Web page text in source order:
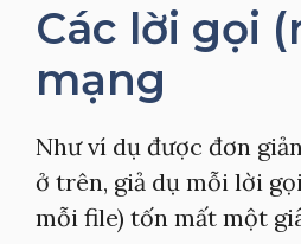
Các lời gọi
mạng
Như ví dụ được đơn
ở trên, giả dụ mỗi lời
mỗi file) tốn mất một